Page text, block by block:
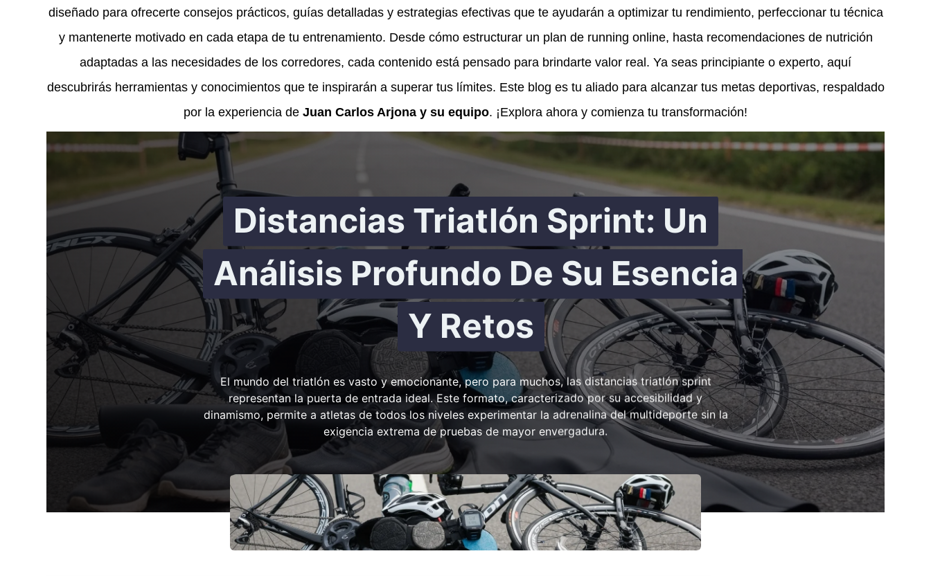
diseñado para ofrecerte consejos prácticos, guías detalladas y estrategias efectivas que te ayudarán a optimizar tu rendimiento, perfeccionar tu técnica
y mantenerte motivado en cada etapa de tu entrenamiento. Desde cómo estructurar un plan de running online, hasta recomendaciones de nutrición
adaptadas a las necesidades de los corredores, cada contenido está pensado para brindarte valor real. Ya seas principiante o experto, aquí
descubrirás herramientas y conocimientos que te inspirarán a superar tus límites. Este blog es tu aliado para alcanzar tus metas deportivas, respaldado
por la experiencia de Juan Carlos Arjona y su equipo. ¡Explora ahora y comienza tu transformación!
Distancias Triatlón Sprint: Un
Análisis Profundo De Su Esencia
Y Retos
El mundo del triatlón es vasto y emocionante, pero para muchos, las distancias triatlón sprint
representan la puerta de entrada ideal. Este formato, caracterizado por su accesibilidad y
dinamismo, permite a atletas de todos los niveles experimentar la adrenalina del multideporte sin la
exigencia extrema de pruebas de mayor envergadura.